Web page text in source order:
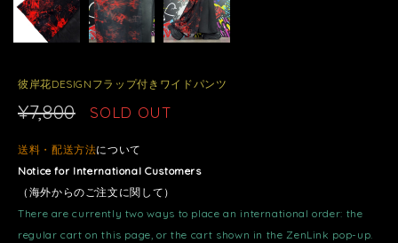
彼岸花DESIGNフラップ付きワイドパンツ
¥7,800 SOLD OUT
送料・配送方法について
Notice for International Customers
（海外からのご注文に関して）
There are currently two ways to place an international order: the
regular cart on this page, or the cart shown in the ZenLink pop-up.